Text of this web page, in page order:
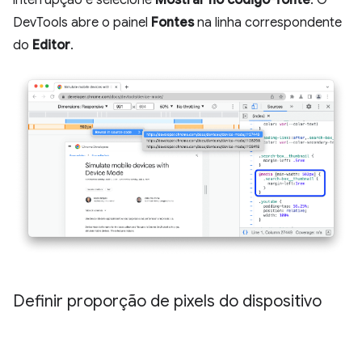
DevTools abre o painel Fontesna linha correspondente
do Editor.
Definir proporção de pixels do dispositivo